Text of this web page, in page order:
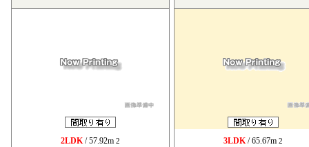
2LDK/ 57.92m 2 3LDK/ 65.67m 2